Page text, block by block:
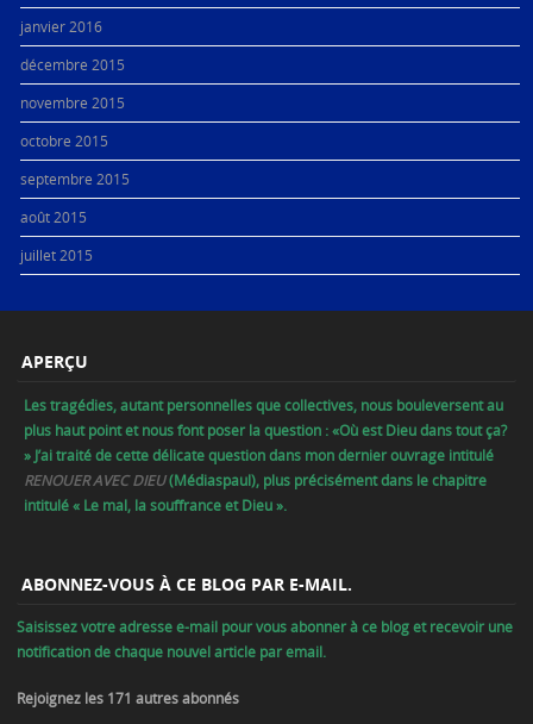
janvier 2016
décembre 2015
novembre 2015
octobre 2015
septembre 2015
août 2015
juillet 2015
APERÇU
Les tragédies, autant personnelles que collectives, nous bouleversent au
plus haut point et nous font poser la question : «Où est Dieu dans tout ça?
» J’ai traité de cette délicate question dans mon dernier ouvrage intitulé
RENOUER AVEC DIEU(Médiaspaul), plus précisément dans le chapitre
intitulé « Le mal, la souffrance et Dieu ».
ABONNEZ-VOUS À CE BLOG PAR E-MAIL.
Saisissez votre adresse e-mail pour vous abonner à ce blog et recevoir une
notification de chaque nouvel article par email.
Rejoignez les 171 autres abonnés